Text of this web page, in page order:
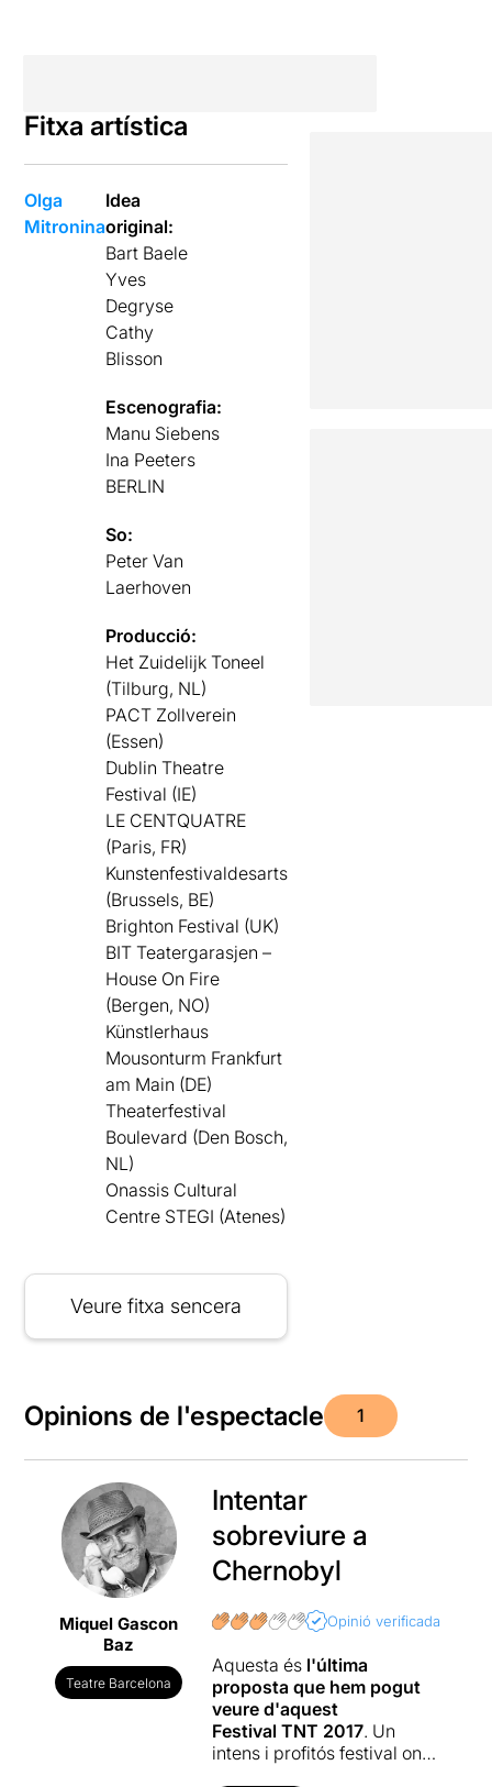
Fitxa artística
Olga
Mitronina
Idea
original:
Bart Baele
Yves
Degryse
Cathy
Blisson
Escenografia:
Manu Siebens
Ina Peeters
BERLIN
So:
Peter Van
Laerhoven
Producció:
Het Zuidelijk Toneel
(Tilburg, NL)
PACT Zollverein
(Essen)
Dublin Theatre
Festival (IE)
LE CENTQUATRE
(Paris, FR)
Kunstenfestivaldesarts
(Brussels, BE)
Brighton Festival (UK)
BIT Teatergarasjen –
House On Fire
(Bergen, NO)
Künstlerhaus
Mousonturm Frankfurt
am Main (DE)
Theaterfestival
Boulevard (Den Bosch,
NL)
Onassis Cultural
Centre STEGI (Atenes)
Veure fitxa sencera
Opinions de l'espectacle 1
Miquel Gascon
Baz
Teatre Barcelona
Intentar
sobreviure a
Chernobyl
Opinió verificada
Aquesta és l'última
proposta que hem pogut
veure d'aquest
Festival TNT 2017. Un
intens i profitós festival on